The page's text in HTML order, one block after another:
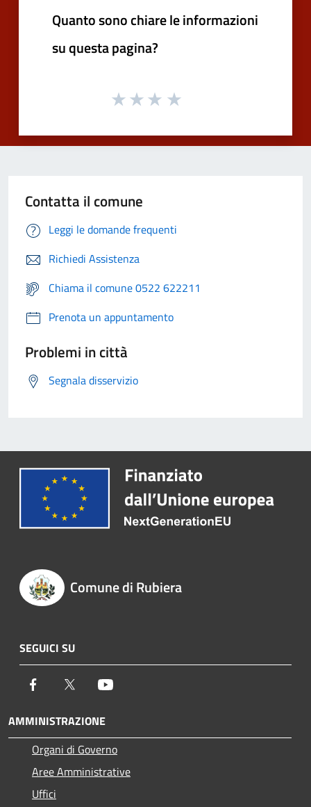
Quanto sono chiare le informazioni
su questa pagina?
Contatta il comune
Leggi le domande frequenti
Richiedi Assistenza
Chiama il comune 0522 622211
Prenota un appuntamento
Problemi in città
Segnala disservizio
Comune di Rubiera
SEGUICI SU
Facebook Twitter
AMMINISTRAZIONE
Organi di Governo
Aree Amministrative
Uffici